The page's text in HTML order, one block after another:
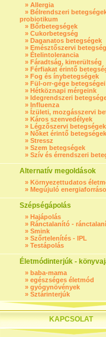
» Allergia
» Bélrendszeri
probiotikum
» Bőrbetegségek
» Cukorbetegség
» Daganatos betegségek
» Emésztőszervi
» Ételintolerancia
» Fáradtság, kimerültség
» Férfiakat érintő
» Fog és ínybetegségek
» Fül-orr-gége betegségei
» Hétköznapi mérgeink
» Idegrendszeri
» Influenza
» Ízületi, mozgásszervi
» Káros szenvedélyek
» Légzőszervi betegségek
» Nőket érintő betegségek
» Stressz
» Szem betegségek
» Szív és érrendszeri
Alternatív megoldások
» Környezettudatos
» Megújuló
Szépségápolás
» Hajápolás
» Ránctalanító -
» Smink
» Szőrtelenítés - IPL
» Testápolás
Életmódinterjúk -
» baba-mama
» egészséges életmód
» gyógynövények
» Sztárinterjúk
KAPCSOLAT